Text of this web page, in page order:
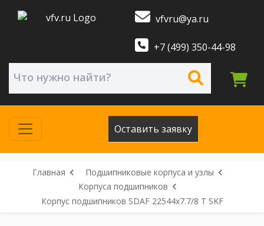
vfvru@ya.ru
+7 (499) 350-44-98
Оставить заявку
Главная
Подшипниковые корпуса и узлы
Корпуса подшипников
Корпус подшипников SDAF 22544x7.7/8 T SKF